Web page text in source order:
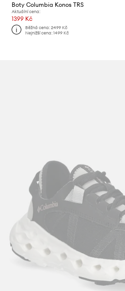
Boty Columbia Konos TRS
Aktuální cena:
1399 Kč
Běžná cena:2499 Kč
Nejnižší cena:1499 Kč